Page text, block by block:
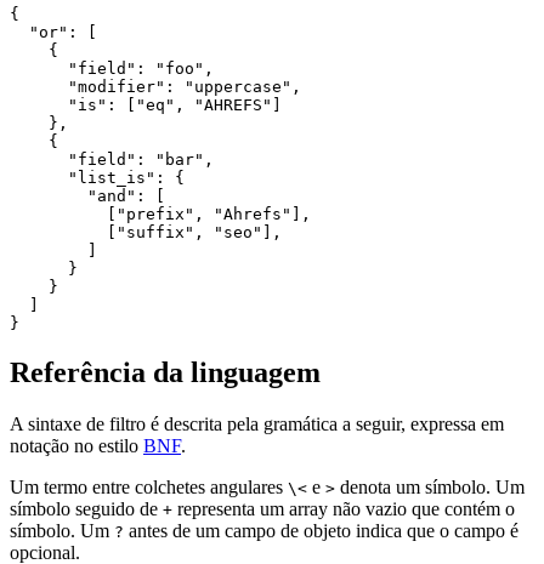
{
  "or": [
    {
      "field": "foo",
      "modifier": "uppercase",
      "is": ["eq", "AHREFS"]
    },
    {
      "field": "bar",
      "list_is": {
        "and": [
          ["prefix", "Ahrefs"],
          ["suffix", "seo"],
      }
    }
Referência da linguagem
A sintaxe de filtro é descrita pela gramática a seguir, expressa em
notação no estilo BNF.
Um termo entre colchetes angulares \< e > denota um símbolo. Um
símbolo seguido de + representa um array não vazio que contém o
símbolo. Um ? antes de um campo de objeto indica que o campo é
opcional.